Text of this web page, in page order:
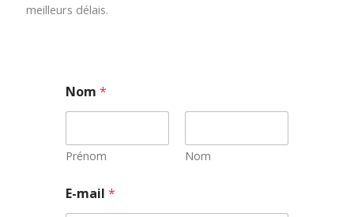
meilleurs délais.
Nom*
Prénom Nom
-
m
E-mail*